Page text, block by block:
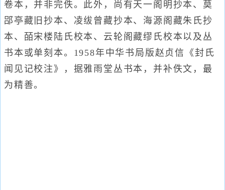
卷本，并非完佚。此外，尚有天一阁明抄本、莫
郘亭藏旧抄本、凌绂曾藏抄本、海源阁藏朱氏抄
本、皕宋楼陆氏校本、云轮阁藏缪氏校本以及丛
书本或单刻本。1958年中华书局版赵贞信《封氏
闻见记校注》，据雅雨堂丛书本，并补佚文，最
为精善。